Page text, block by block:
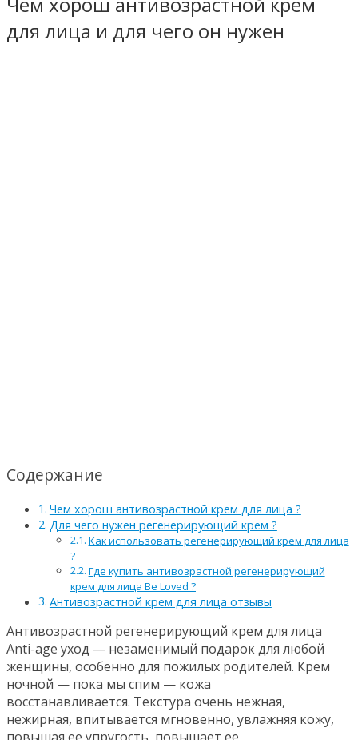
для лица и для чего он нужен
Содержание
Чем хорош антивозрастной крем для лица ?
Для чего нужен регенерирующий крем ?
Как использовать регенерирующий крем для лица
?
Где купить антивозрастной регенерирующий
крем для лица Be Loved ?
Антивозрастной крем для лица отзывы
Антивозрастной регенерирующий крем для лица
Anti-age уход — незаменимый подарок для любой
женщины, особенно для пожилых родителей. Крем
ночной — пока мы спим — кожа
восстанавливается. Текстура очень нежная,
нежирная, впитывается мгновенно, увлажняя кожу,